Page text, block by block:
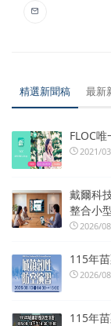
精選新聞稿 最新
FLOC
2021/
戴爾科
整合小
2026/
115年
2026/
115年